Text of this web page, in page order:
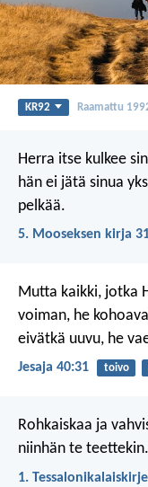
KR92 Raamattu
Herra itse kulkee
hän ei jätä sinua
pelkää.
5. Mooseksen kirja
Mutta kaikki, jotka
voiman, he
eivätkä uuvu, he
Jesaja 40:31 toivo
Rohkaiskaa ja
niinhän te teettekin.
1.